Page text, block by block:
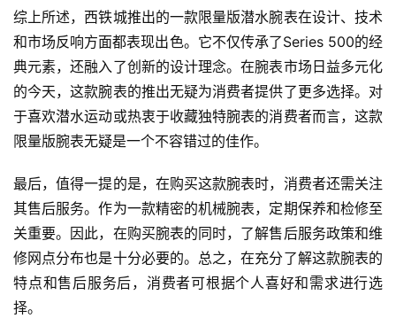
腕
表
问
答
综上所述，西铁城推出的一款限量版潜水腕表在设计、技术
和市场反响方面都表现出色。它不仅传承了Series 500的经
典元素，还融入了创新的设计理念。在腕表市场日益多元化
的今天，这款腕表的推出无疑为消费者提供了更多选择。对
于喜欢潜水运动或热衷于收藏独特腕表的消费者而言，这款
限量版腕表无疑是一个不容错过的佳作。
最后，值得一提的是，在购买这款腕表时，消费者还需关注
其售后服务。作为一款精密的机械腕表，定期保养和检修至
关重要。因此，在购买腕表的同时，了解售后服务政策和维
修网点分布也是十分必要的。总之，在充分了解这款腕表的
特点和售后服务后，消费者可根据个人喜好和需求进行选
择。